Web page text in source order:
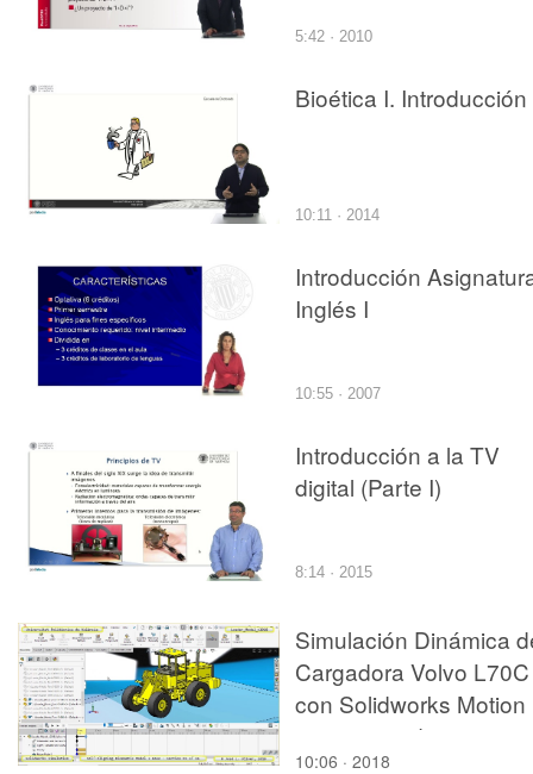
5:42 · 2010
Bioética I. Introducción
10:11 · 2014
Introducción
Inglés I
10:55 · 2007
Introducción a la TV
digital (Parte I)
8:14 · 2015
Simulación Dinámica
Cargadora Volvo L70C
con Solidworks Motion
v2017 - 05 de 16
10:06 · 2018